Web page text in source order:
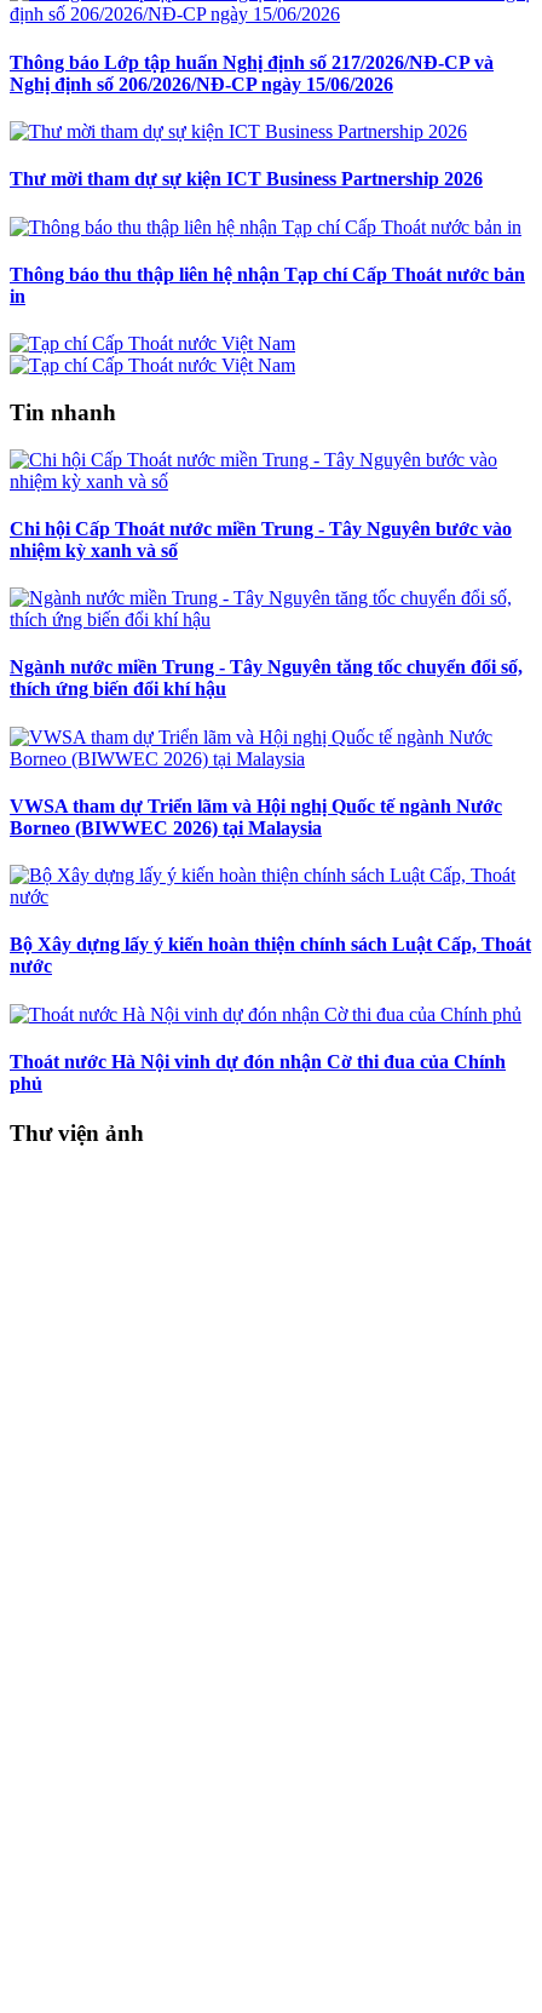
Thông báo Lớp tập huấn Nghị định số 217/2026/NĐ-CP và
Nghị định số 206/2026/NĐ-CP ngày 15/06/2026
Thư mời tham dự sự kiện ICT Business Partnership 2026
Thông báo thu thập liên hệ nhận Tạp chí Cấp Thoát nước bản
in
Tin nhanh
Chi hội Cấp Thoát nước miền Trung - Tây Nguyên bước vào
nhiệm kỳ xanh và số
Ngành nước miền Trung - Tây Nguyên tăng tốc chuyển đổi số,
thích ứng biến đổi khí hậu
VWSA tham dự Triển lãm và Hội nghị Quốc tế ngành Nước
Borneo (BIWWEC 2026) tại Malaysia
Bộ Xây dựng lấy ý kiến hoàn thiện chính sách Luật Cấp, Thoát
nước
Thoát nước Hà Nội vinh dự đón nhận Cờ thi đua của Chính
phủ
Thư viện ảnh